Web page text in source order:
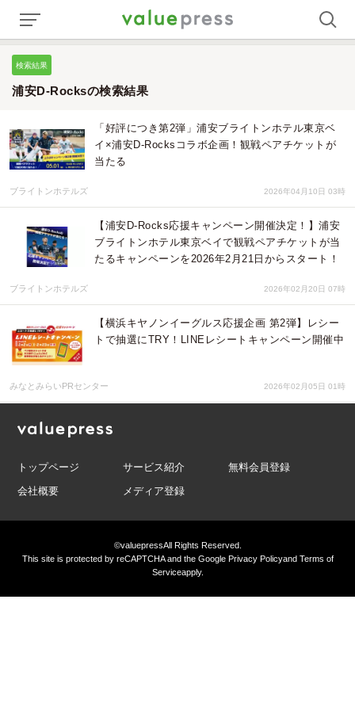
検索結果
浦安D-Rocksの検索結果
「好評につき第2弾」浦安ブライトンホテル東京ベ
イ×浦安D-Rocksコラボ企画！観戦ペアチケットが
当たる
ブライトンホテルズ 2026年04月10日 03時
【浦安D-Rocks応援キャンペーン開催決定！】浦安
ブライトンホテル東京ベイで観戦ペアチケットが当
たるキャンペーンを2026年2月21日からスタート！
ブライトンホテルズ 2026年02月20日 07時
【横浜キヤノンイーグルス応援企画 第2弾】レシー
トで抽選にTRY！LINEレシートキャンペーン開催中
みなとみらいPRセンター 2026年02月05日 01時
トップページ サービス紹介
無料会員登録
会社概要
メディア登録
©valuepressAll Rights Reserved.
This site is protected by reCAPTCHA and the GooglePrivacy PolicyandTerms of
Serviceapply.